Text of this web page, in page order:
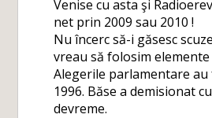
Venise cu asta şi
net prin 2009 sau 2010 !
Nu încerc să-i găsesc
vreau să folosim elemente
Alegerile parlamentare
1996. Băse a demisionat
devreme.